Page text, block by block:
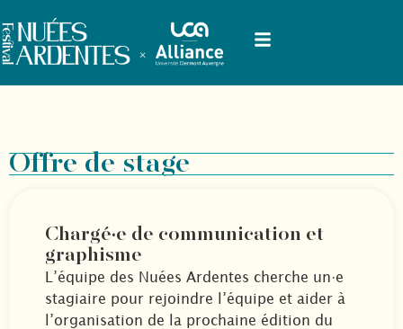
Offre de stage
Chargé·e de communication et
graphisme
L’équipe des Nuées Ardentes cherche un·e
stagiaire pour rejoindre l’équipe et aider à
l’organisation de la prochaine édition du